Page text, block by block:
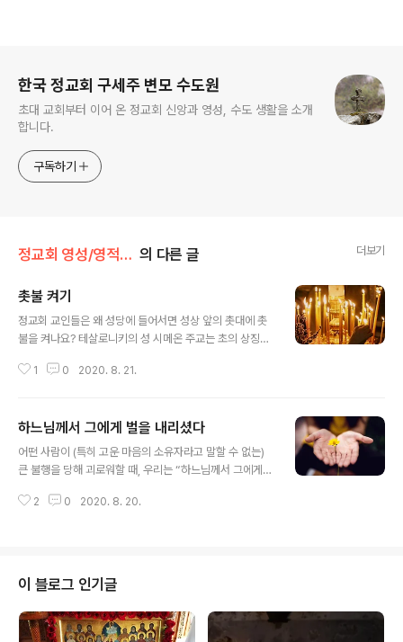
한국 정교회 구세주 변모 수도원
초대 교회부터 이어 온 정교회 신앙과 영성, 수도 생활을 소개
합니다.
구독하기
정교회 영성/영적 아버지에게 듣다 의 다른 글 더보기
촛불 켜기
정교회 교인들은 왜 성당에 들어서면 성상 앞의 촛대에 촛
불을 켜나요? 테살로니키의 성 시메온 주교는 초의 상징성
랍은 벌이 꽃에서 꿀을 따는 결과로 만들어지는 매우 아름
속성이 부드럽기 때문에 어떤 모양으로든 변형될 수 있습
니다. 우리 마음도 이처럼 부드러워서 하느님의 말씀에 귀
를 기울이고 또 회개를 통해 하느님의 마음에 드는 인간으
가며 주위를 밝게 비춰 줍니다. 이처럼 그리스도인들도 “너
1 0 2020. 8. 21.
하느님께서 그에게 벌을 내리셨다
어떤 사람이 (특히 고운 마음의 소유자라고 말할 수 없는)
큰 불행을 당해 괴로워할 때, 우리는 “하느님께서 그에게
인데요, 성서를 근거로 해서 간단하게 대답하면 다음과 같
에 그 사람을 비난하는 태도가 숨겨져 있는 것이고, 동시에
나는 착하고 의로운 사람이므로 하느님께서 나는 벌하지
않으셨다는 자만심을 겉으로 드러내는 것입니다. 하지만
사도 바울로는 우리는 결국 모두 하느님의 심판을 받을 것
2 0 2020. 8. 20.
이 블로그 인기글